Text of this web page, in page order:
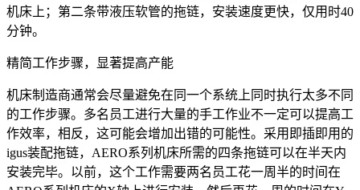
机床上；第二条带液压软管的拖链，安装速度更快，仅用时40
分钟。
精简工作步骤，显著提高产能
机床制造商通常会尽量避免在同一个系统上同时执行太多不同
的工作步骤。多名员工进行大量的手工作业不一定可以提高工
作效率，相反，这可能会增加出错的可能性。采用即插即用的
igus装配拖链，AERO系列机床所需的四条拖链可以在半天内
安装完毕。以前，这个工作需要两名员工花一周半的时间在